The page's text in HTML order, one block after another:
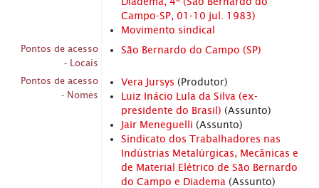
Campo-SP, 01-10 jul. 1983)
Movimento sindical
Pontos de acesso
- Locais
São Bernardo do Campo (SP)
Pontos de acesso
- Nomes
Vera Jursys (Produtor)
Luiz Inácio Lula da Silva (ex-
presidente do Brasil) (Assunto)
Jair Meneguelli (Assunto)
Sindicato dos Trabalhadores nas
Indústrias Metalúrgicas, Mecânicas e
de Material Elétrico de São Bernardo
do Campo e Diadema (Assunto)